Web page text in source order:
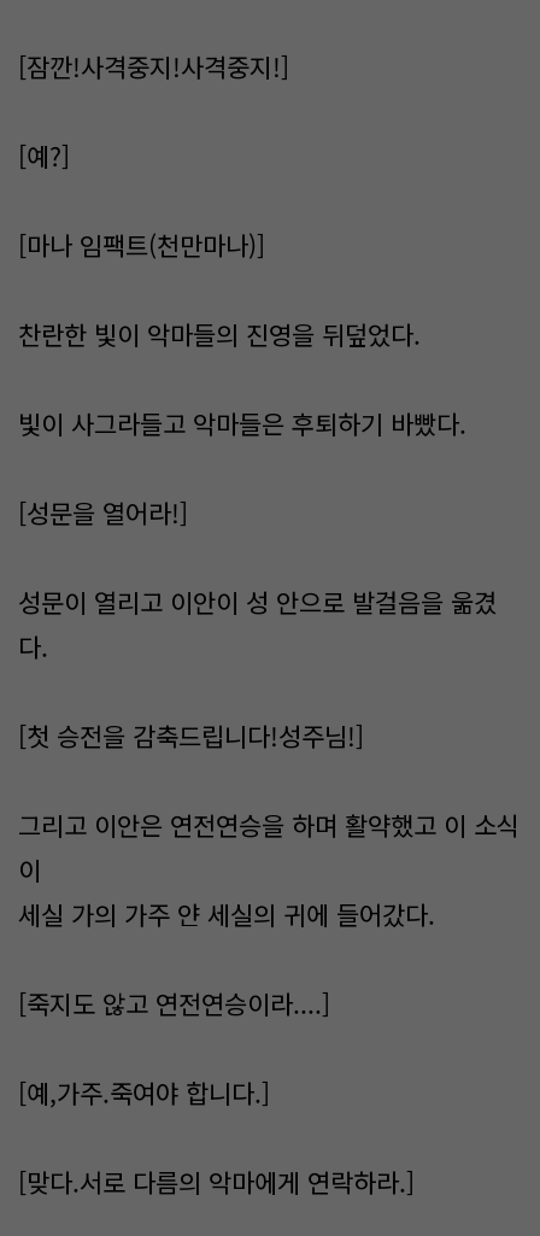
[잠깐!사격중지!사격중지!]
[예?]
[마나 임팩트(천만마나)]
찬란한 빛이 악마들의 진영을 뒤덮었다.
빛이 사그라들고 악마들은 후퇴하기 바빴다.
[성문을 열어라!]
성문이 열리고 이안이 성 안으로 발걸음을 욺겼
다.
[첫 승전을 감축드립니다!성주님!]
그리고 이안은 연전연승을 하며 활약했고 이 소식
이
세실 가의 가주 얀 세실의 귀에 들어갔다.
[죽지도 않고 연전연승이라....]
[예,가주.죽여야 합니다.]
[맞다.서로 다름의 악마에게 연락하라.]